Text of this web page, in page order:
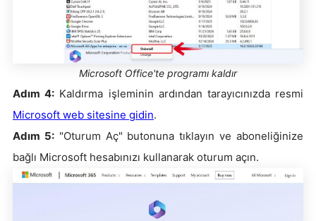
Microsoft Office'te programı kaldır
Adım 4: Kaldırma işleminin ardından tarayıcınızda resmi
Microsoft web sitesine gidin.
Adım 5:"Oturum Aç" butonuna tıklayın ve aboneliğinize
bağlı Microsoft hesabınızı kullanarak oturum açın.